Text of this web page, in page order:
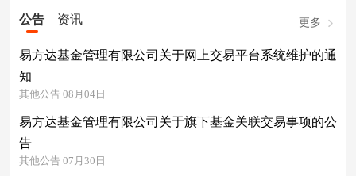
公告 资讯 更多
易方达基金管理有限公司关于网上交易平台系统维护的通
知
其他公告 08月04日
易方达基金管理有限公司关于旗下基金关联交易事项的公
告
其他公告 07月30日